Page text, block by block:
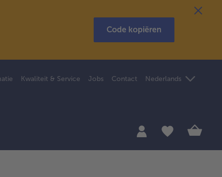
Code kopiëren
Kwaliteit & Service Jobs Contact Nederlands